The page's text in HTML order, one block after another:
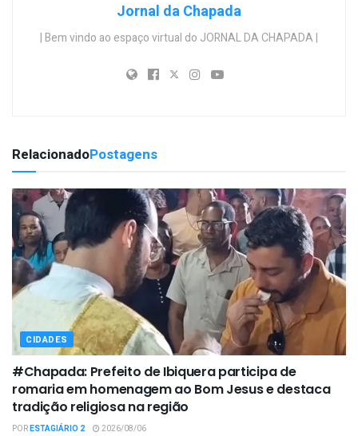
Jornal da Chapada
| Bem vindo ao espaço virtual do JORNAL DA CHAPADA |
RelacionadoPostagens
CIDADES
#Chapada: Prefeito de Ibiquera participa de
romaria em homenagem ao Bom Jesus e destaca
tradição religiosa na região
PORESTAGIÁRIO 2 2026/08/06